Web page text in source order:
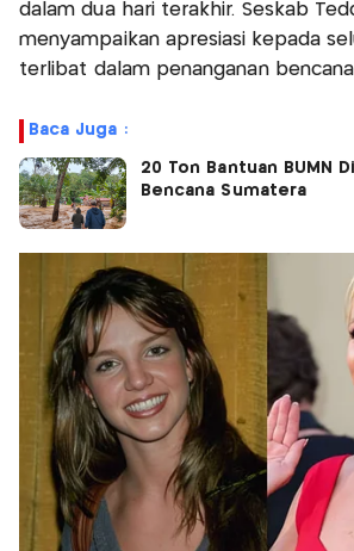
dalam dua hari terakhir. Seskab
menyampaikan apresiasi kepada
terlibat dalam penanganan
Baca Juga :
20 Ton Bantuan BUMN
Bencana Sumatera